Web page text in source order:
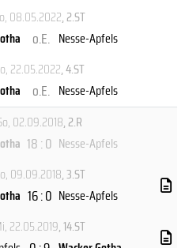
08.05.2022, 2.ST
o.E. Nesse-Apfels
22.05.2022, 4.ST
o.E. Nesse-Apfels
02.09.2018, 2.R
18 : 0 Nesse-Apfels
09.09.2018, 3.ST
16 : 0 Nesse-Apfels
22.05.2019, 14.ST